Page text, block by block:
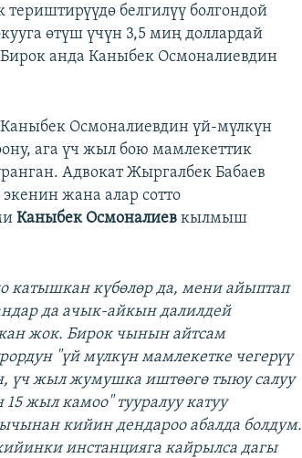
териштирүүдө белгилүү болгондой
өтүш үчүн 3,5 миң доллардай
анда Каныбек Осмоналиевдин
Каныбек Осмоналиевдин үй-мүлкүн
ага үч жыл бою мамлекеттик
Адвокат Жыргалбек Бабаев
жана алар сотто
Каныбек Осмоналиев кылмыш
катышкан күбөлөр да, мени айыптап
да ачык-айкын далилдей
жок. Бирок чынын айтсам
"үй мүлкүн мамлекетке чегерүү
үч жыл жумушка иштөөгө тыюу салуу
жыл камоо" тууралуу катуу
кийин дендароо абалда болдум.
инстанцияга кайрылса дагы